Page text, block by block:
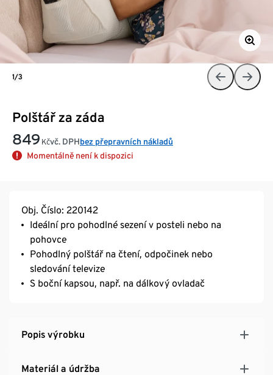
Polštář za záda
849 Kčvč. DPHbez přepravních nákladů
Momentálně není k dispozici
1/3
Obj. Číslo: 220142
Ideální pro pohodlné sezení v posteli nebo na
pohovce
Pohodlný polštář na čtení, odpočinek nebo
sledování televize
S boční kapsou, např. na dálkový ovladač
Popis výrobku
Materiál a údržba